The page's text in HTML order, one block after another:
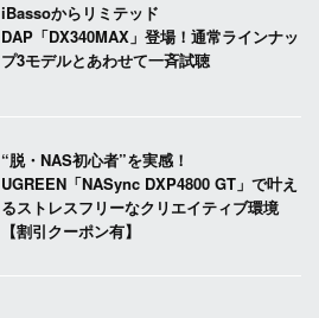
iBassoからリミテッド
DAP「DX340MAX」登場！通常ラインナッ
プ3モデルとあわせて一斉試聴
“脱・NAS初心者”を実感！
UGREEN「NASync DXP4800 GT」で叶え
るストレスフリーなクリエイティブ環境
【割引クーポン有】